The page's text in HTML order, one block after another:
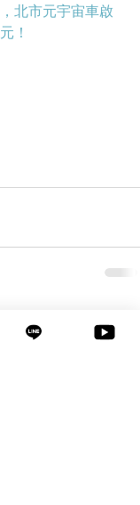
北市元宇宙車啟
！